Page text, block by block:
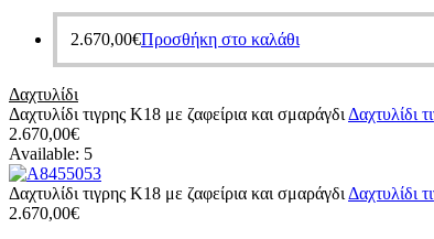
2.670,00€Προσθήκη στο καλάθι
Δαχτυλίδι
Δαχτυλίδι τιγρης Κ18 με ζαφείρια και σμαράγδι Δαχτυλίδι
2.670,00€
Available: 5
Δαχτυλίδι τιγρης Κ18 με ζαφείρια και σμαράγδι Δαχτυλίδι
2.670,00€